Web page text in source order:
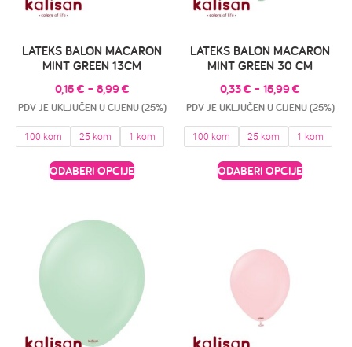
LATEKS BALON MACARON
MINT GREEN 13CM
0,15 € – 8,99€
PDV JE UKLJUČEN U CIJENU (25%)
100 kom 25 kom 1 kom
ODABERI OPCIJE
LATEKS BALON MACARON
MINT GREEN 30 CM
0,33€ – 15,99€
PDV JE UKLJUČEN U CIJENU (25%)
100 kom 25 kom 1 kom
ODABERI OPCIJE